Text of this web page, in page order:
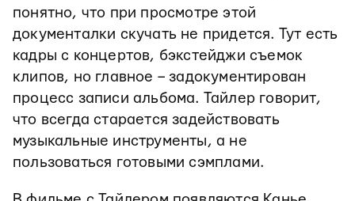
понятно, что при просмотре этой
документалки скучать не придется. Тут есть
кадры с концертов, бэкстейджи съемок
клипов, но главное – задокументирован
процесс записи альбома. Тайлер говорит,
что всегда старается задействовать
музыкальные инструменты, а не
пользоваться готовыми сэмплами.